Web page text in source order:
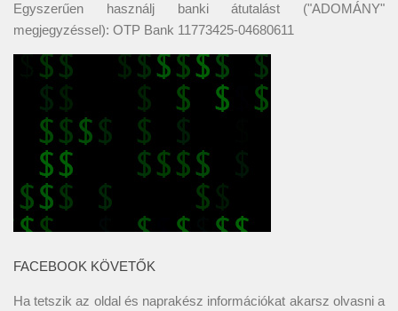
Egyszerűen használj banki átutalást ("ADOMÁNY"
megjegyzéssel): OTP Bank 11773425-04680611
FACEBOOK KÖVETŐK
Ha tetszik az oldal és naprakész információkat akarsz olvasni a